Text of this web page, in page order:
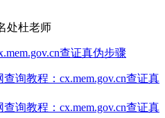
处杜老师
查证真伪步骤